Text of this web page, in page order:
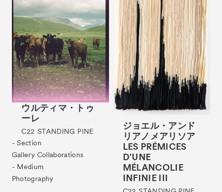
ウルティマ・トゥ
ーレ
C22 STANDING PINE
- Section
Gallery Collaborations
- Medium
Photography
ジョエル・アンド
リアノメアリソア
LES PRÉMICES
D’UNE
MÉLANCOLIE
INFINIE III